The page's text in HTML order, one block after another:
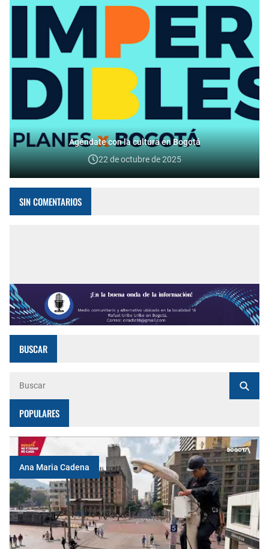
Agéndate con la cultura en Bogotá
22 de octubre de 2025
SIN COMENTARIOS
BUSCAR
POPULARES
Ana Maria Cadena